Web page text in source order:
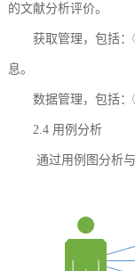
的文献分析评价。
获取管理，包括
息。
数据管理，包括
2.4 用例分析
通过用例图分析